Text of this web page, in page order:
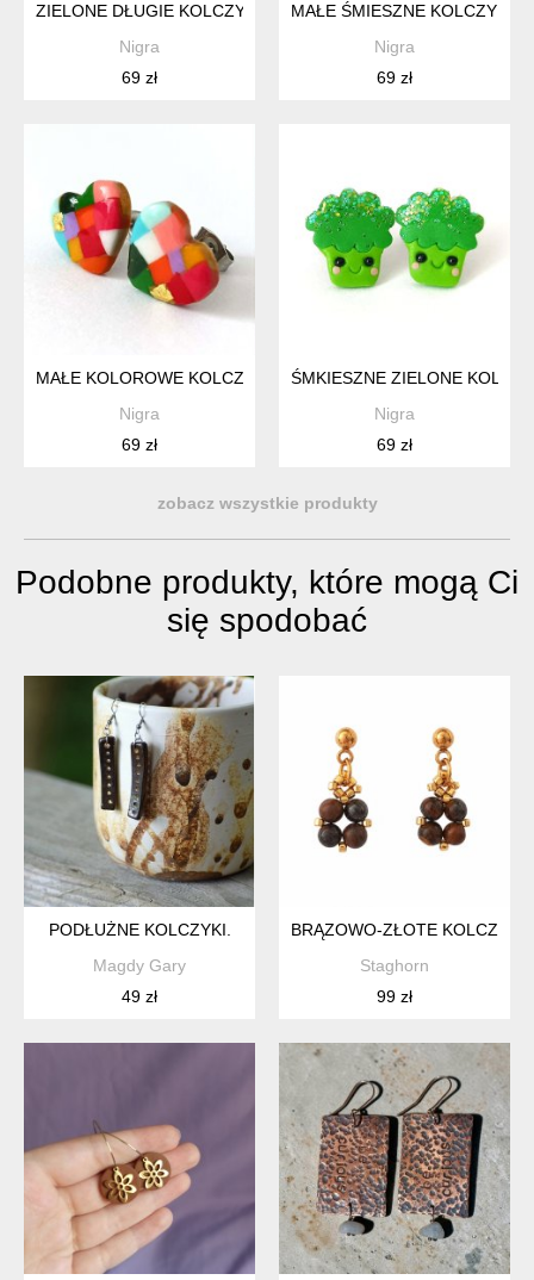
ZIELONE DŁUGIE KOLCZYKI ZIELONY GROSZEK
Nigra
69 zł
MAŁE ŚMIESZNE KOLCZYKI
Nigra
69 zł
MAŁE KOLOROWE KOLCZYKI SERCA MOZAIKOWE SERCE
Nigra
69 zł
ŚMKIESZNE ZIELONE
Nigra
69 zł
zobacz wszystkie produkty
Podobne produkty, które mogą Ci
się spodobać
PODŁUŻNE KOLCZYKI.
Magdy Gary
49 zł
BRĄZOWO-ZŁOTE KOLCZYKI
Staghorn
99 zł